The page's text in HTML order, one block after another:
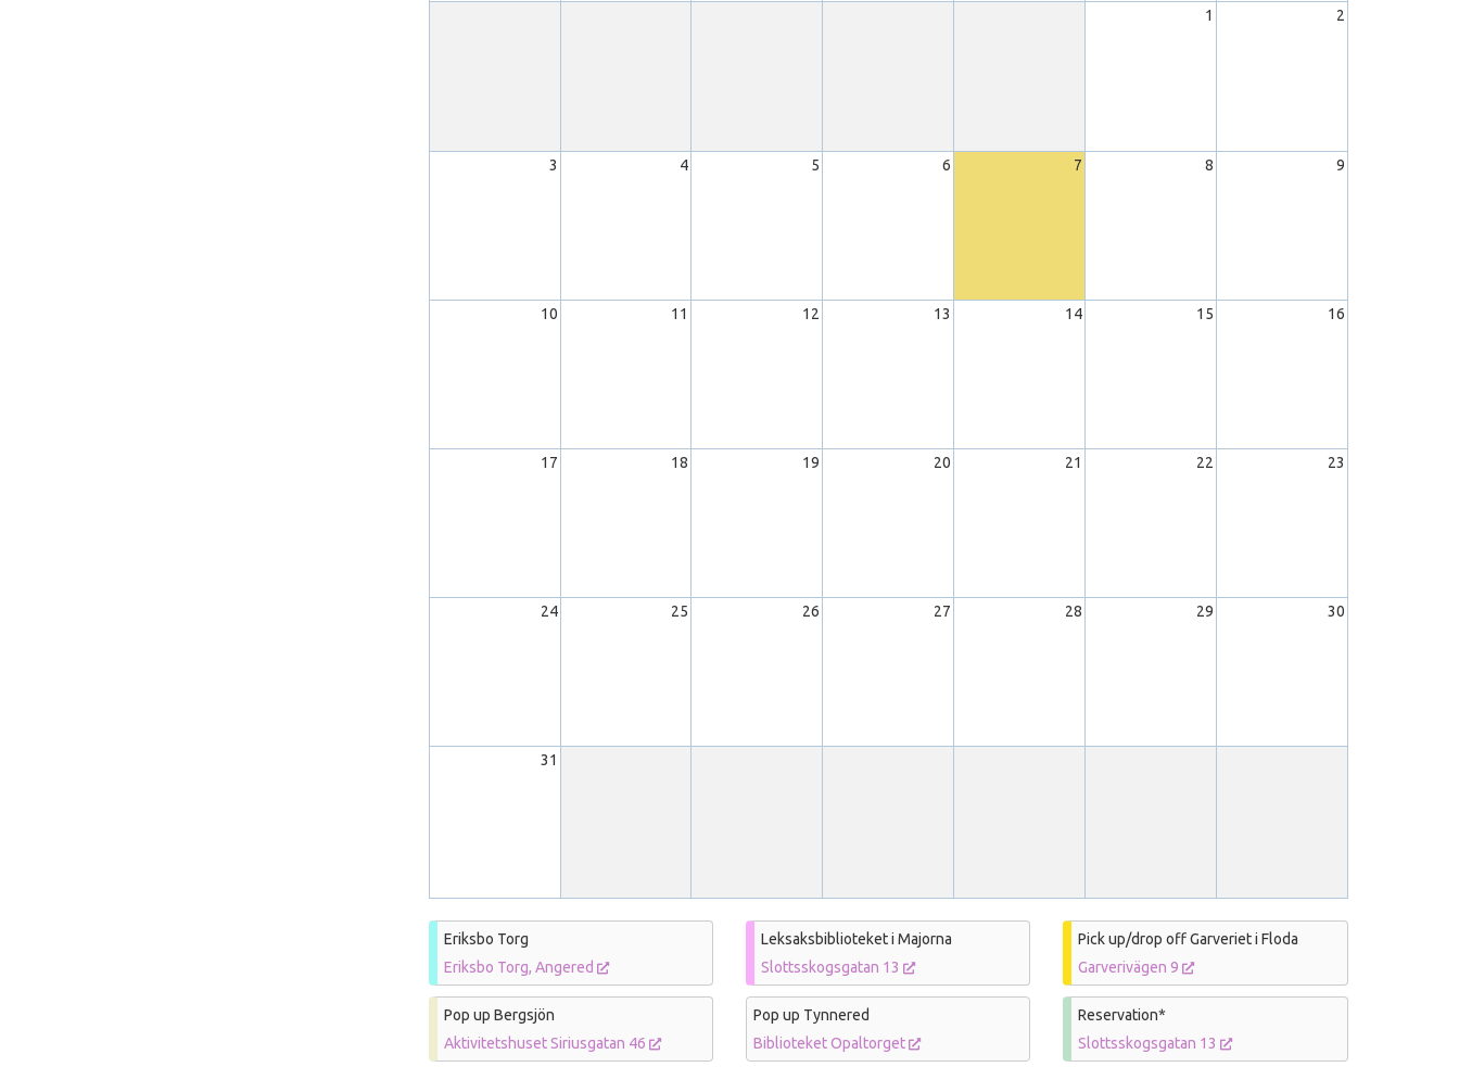
1
2
3 4 5 6 7 8 9
10 11 12 13 14 15 16
17 18 19 20 21 22 23
24 25 26 27 28 29 30
31
Eriksbo Torg
Eriksbo Torg, Angered
Leksaksbiblioteket i Majorna
Slottsskogsgatan 13
Pick up/drop off Garveriet i Floda
Garverivägen 9
Pop up Bergsjön
Aktivitetshuset Siriusgatan 46
Pop up Tynnered
Biblioteket Opaltorget
Reservation*
Slottsskogsgatan 13